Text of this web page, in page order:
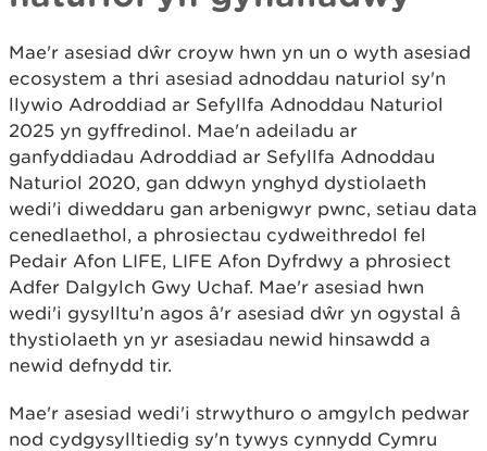
Mae'r asesiad dŵr croyw hwn yn un o wyth asesiad
ecosystem a thri asesiad adnoddau naturiol sy'n
llywio Adroddiad ar Sefyllfa Adnoddau Naturiol
2025 yn gyffredinol. Mae'n adeiladu ar
ganfyddiadau Adroddiad ar Sefyllfa Adnoddau
Naturiol 2020, gan ddwyn ynghyd dystiolaeth
wedi'i diweddaru gan arbenigwyr pwnc, setiau data
cenedlaethol, a phrosiectau cydweithredol fel
Pedair Afon LIFE, LIFE Afon Dyfrdwy a phrosiect
Adfer Dalgylch Gwy Uchaf. Mae'r asesiad hwn
wedi'i gysylltu’n agos â'r asesiad dŵr yn ogystal â
thystiolaeth yn yr asesiadau newid hinsawdd a
newid defnydd tir.
Mae'r asesiad wedi'i strwythuro o amgylch pedwar
nod cydgysylltiedig sy'n tywys cynnydd Cymru